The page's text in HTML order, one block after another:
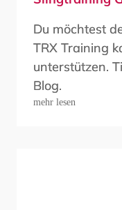
Du möchtest
TRX Training
unterstützen.
Blog.
mehr lesen